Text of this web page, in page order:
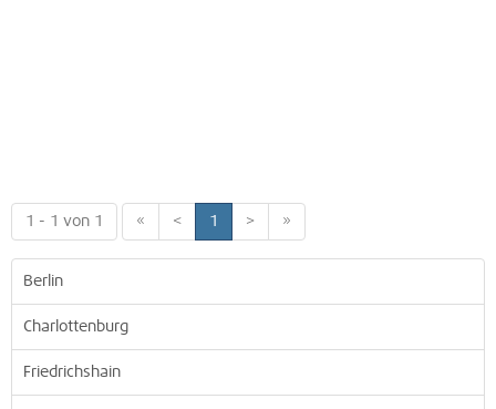
1 - 1 von 1 « < 1 > »
Berlin
Charlottenburg
Friedrichshain